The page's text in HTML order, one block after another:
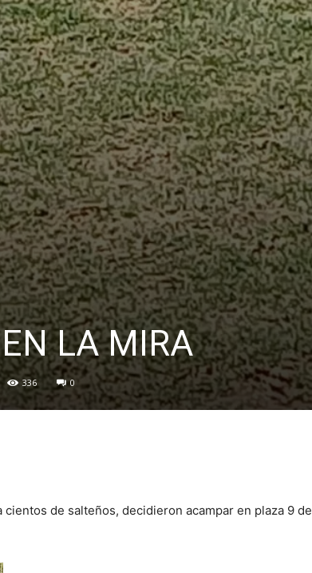
LA MIRA
336 0
de salteños, decidieron acampar en plaza 9 de